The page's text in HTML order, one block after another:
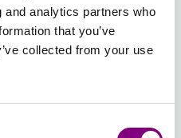
analytics partners who
that you’ve
collected from your use
-
FRÅN248SEK